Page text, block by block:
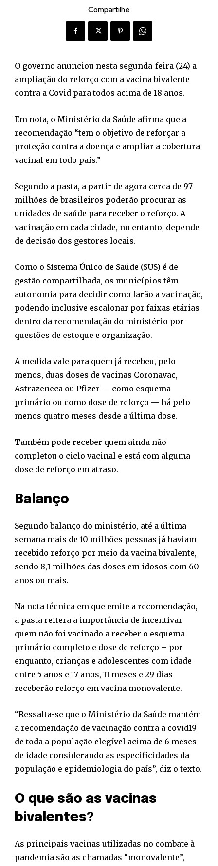
Compartilhe
O governo anunciou nesta segunda-feira (24) a
ampliação do reforço com a vacina bivalente
contra a Covid para todos acima de 18 anos.
Em nota, o Ministério da Saúde afirma que a
recomendação “tem o objetivo de reforçar a
proteção contra a doença e ampliar a cobertura
vacinal em todo país.”
Segundo a pasta, a partir de agora cerca de 97
milhões de brasileiros poderão procurar as
unidades de saúde para receber o reforço. A
vacinação em cada cidade, no entanto, depende
de decisão dos gestores locais.
Como o Sistema Único de Saúde (SUS) é de
gestão compartilhada, os municípios têm
autonomia para decidir como farão a vacinação,
podendo inclusive escalonar por faixas etárias
dentro da recomendação do ministério por
questões de estoque e organização.
A medida vale para quem já recebeu, pelo
menos, duas doses de vacinas Coronavac,
Astrazeneca ou Pfizer — como esquema
primário ou como dose de reforço — há pelo
menos quatro meses desde a última dose.
Também pode receber quem ainda não
completou o ciclo vacinal e está com alguma
dose de reforço em atraso.
Balanço
Segundo balanço do ministério, até a última
semana mais de 10 milhões pessoas já haviam
recebido reforço por meio da vacina bivalente,
sendo 8,1 milhões das doses em idosos com 60
anos ou mais.
Na nota técnica em que emite a recomendação,
a pasta reitera a importância de incentivar
quem não foi vacinado a receber o esquema
primário completo e dose de reforço – por
enquanto, crianças e adolescentes com idade
entre 5 anos e 17 anos, 11 meses e 29 dias
receberão reforço em vacina monovalente.
“Ressalta-se que o Ministério da Saúde mantém
a recomendação de vacinação contra a covid19
de toda a população elegível acima de 6 meses
de idade considerando as especificidades da
população e epidemiologia do país”, diz o texto.
O que são as vacinas
bivalentes?
As principais vacinas utilizadas no combate à
pandemia são as chamadas “monovalente”,